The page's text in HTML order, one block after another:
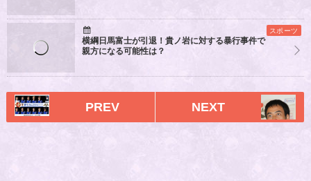
スポーツ
横綱日馬富士が引退！貴ノ岩に対する暴行事件で
親方になる可能性は？
PREV NEXT